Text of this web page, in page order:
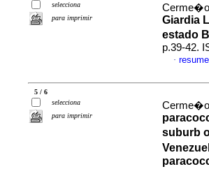
selecciona
para imprimir
Giardia
estado
p.39-42.
·
5 / 6
selecciona
para imprimir
suburb